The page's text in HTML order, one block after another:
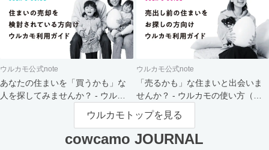
ウルカモ公式note
あなたの住まいを「買うかも」な
人を探してみませんか？ - ウルカ
ウルカモ公式note
「売るかも」な住まいと出会いま
せんか？ - ウルカモの使い方（買
主さま向け）
ウルカモトップを見る
cowcamo JOURNAL